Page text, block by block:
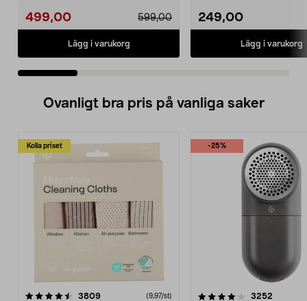
499,00 599,00
Lägg i varukorg
249,00
Lägg i varukorg
Ovanligt bra pris på vanliga saker
Kolla priset
3809recensioner (9,97/st)
-25%
4.0av 5 stjärnor 3252
4.5av 5 stjärnor